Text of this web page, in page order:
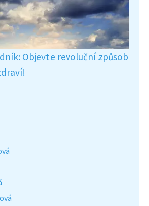
Objevte revoluční způsob